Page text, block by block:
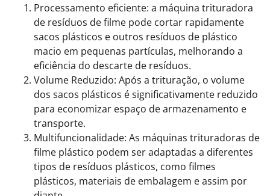
Processamento eficiente: a máquina trituradora
de resíduos de filme pode cortar rapidamente
sacos plásticos e outros resíduos de plástico
macio em pequenas partículas, melhorando a
eficiência do descarte de resíduos.
Volume Reduzido: Após a trituração, o volume
dos sacos plásticos é significativamente reduzido
para economizar espaço de armazenamento e
transporte.
Multifuncionalidade: As máquinas trituradoras de
filme plástico podem ser adaptadas a diferentes
tipos de resíduos plásticos, como filmes
plásticos, materiais de embalagem e assim por